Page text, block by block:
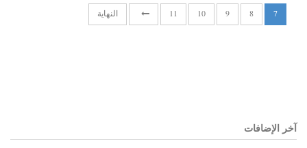
7
8
9
10
11 النهاية
آخر الإضافات